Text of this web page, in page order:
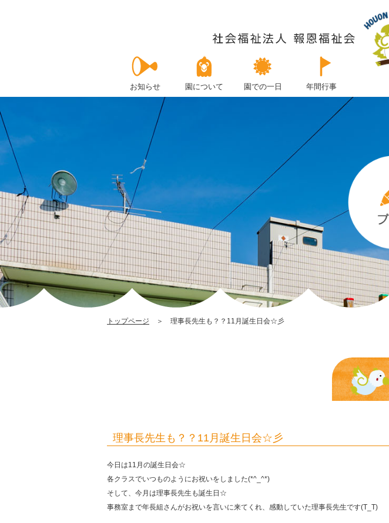
お知らせ 園について 園での一日 年間行事
トップページ ＞ 理事長先生も？？11月誕生日会☆彡
理事長先生も？？11月誕生日会☆彡
今日は11月の誕生日会☆
各クラスでいつものようにお祝いをしました(*^_^*)
そして、今月は理事長先生も誕生日☆
事務室まで年長組さんがお祝いを言いに来てくれ、感動していた理事長先生です(T_T)